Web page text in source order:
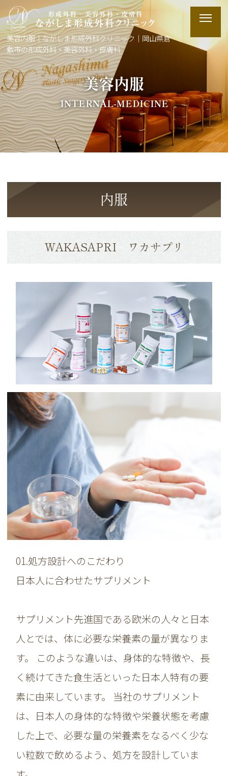
美容内服｜ながしま形成外科クリニック｜岡山県倉
敷市の形成外科・美容外科・皮膚科
美容内服
INTERNAL-MEDICINE
内服
WAKASAPRI ワカサプリ
01.処方設計へのこだわり
日本人に合わせたサプリメント
サプリメント先進国である欧米の人々と日本
人とでは、体に必要な栄養素の量が異なりま
す。 このような違いは、身体的な特徴や、長
く続けてきた食生活といった日本人特有の要
素に由来しています。 当社のサプリメント
は、日本人の身体的な特徴や栄養状態を考慮
した上で、必要な量の栄養素をなるべく少な
い粒数で飲めるよう、処方を設計していま